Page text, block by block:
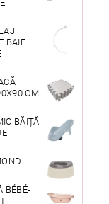
BAIE
CM
BĂIȚĂ
BÉBÉ-